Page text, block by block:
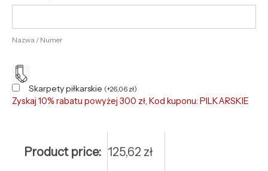
Nazwa / Numer
Skarpety piłkarskie (+26,06 zł)
Zyskaj 10% rabatu powyżej 300 zł, Kod kuponu: PILKARSKIE
Product price: 125,62 zł